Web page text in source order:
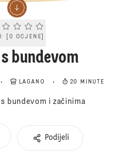
Current rating 0.0. Click to rate.
0 OCJENE
bundevom
LAGANO 20 MINUTE
bundevom i začinima
Podijeli